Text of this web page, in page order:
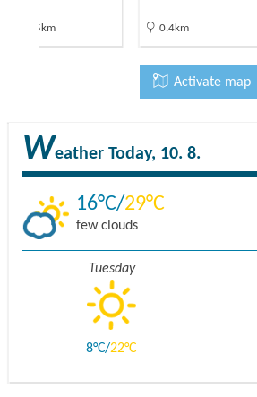
18.5km 0.4km
Activate map
Weather Today, 10. 8.
16 29
few clouds
Tuesday
8 22